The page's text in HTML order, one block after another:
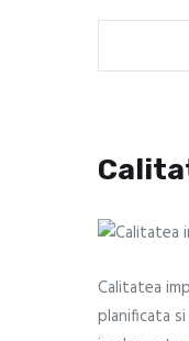
Calitatea
planificata